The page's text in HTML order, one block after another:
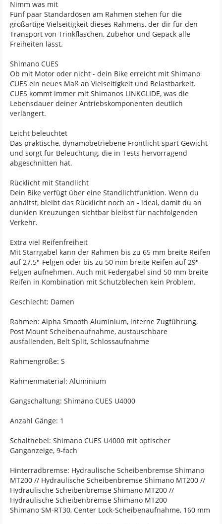
Nimm was mit
Fünf paar Standardösen am Rahmen stehen für die
großartige Vielseitigkeit dieses Rahmens, der dir für den
Transport von Trinkflaschen, Zubehör und Gepäck alle
Freiheiten lässt.
Shimano CUES
Ob mit Motor oder nicht - dein Bike erreicht mit Shimano
CUES ein neues Maß an Vielseitigkeit und Belastbarkeit.
CUES kommt immer mit Shimanos LINKGLIDE, was die
Lebensdauer deiner Antriebskomponenten deutlich
verlängert.
Leicht beleuchtet
Das praktische, dynamobetriebene Frontlicht spart Gewicht
und sorgt für Beleuchtung, die in Tests hervorragend
abgeschnitten hat.
Rücklicht mit Standlicht
Dein Bike verfügt über eine Standlichtfunktion. Wenn du
anhältst, bleibt das Rücklicht noch an - ideal, damit du an
dunklen Kreuzungen sichtbar bleibst für nachfolgenden
Verkehr.
Extra viel Reifenfreiheit
Mit Starrgabel kann der Rahmen bis zu 65 mm breite Reifen
auf 27.5"-Felgen oder bis zu 50 mm breite Reifen auf 29"-
Felgen aufnehmen. Auch mit Federgabel sind 50 mm breite
Reifen in Kombination mit Schutzblechen kein Problem.
Geschlecht: Damen
Rahmen: Alpha Smooth Aluminium, interne Zugführung,
Post Mount Scheibenaufnahme, austauschbare
ausfallenden, Belt Split, Schlossaufnahme
Rahmengröße: S
Rahmenmaterial: Aluminium
Gangschaltung: Shimano CUES U4000
Anzahl Gänge: 1
Schalthebel: Shimano CUES U4000 mit optischer
Ganganzeige, 9-fach
Hinterradbremse: Hydraulische Scheibenbremse Shimano
MT200 // Hydraulische Scheibenbremse Shimano MT200 //
Hydraulische Scheibenbremse Shimano MT200 //
Hydraulische Scheibenbremse Shimano MT200
Shimano SM-RT30, Center Lock-Scheibenaufnahme, 160 mm